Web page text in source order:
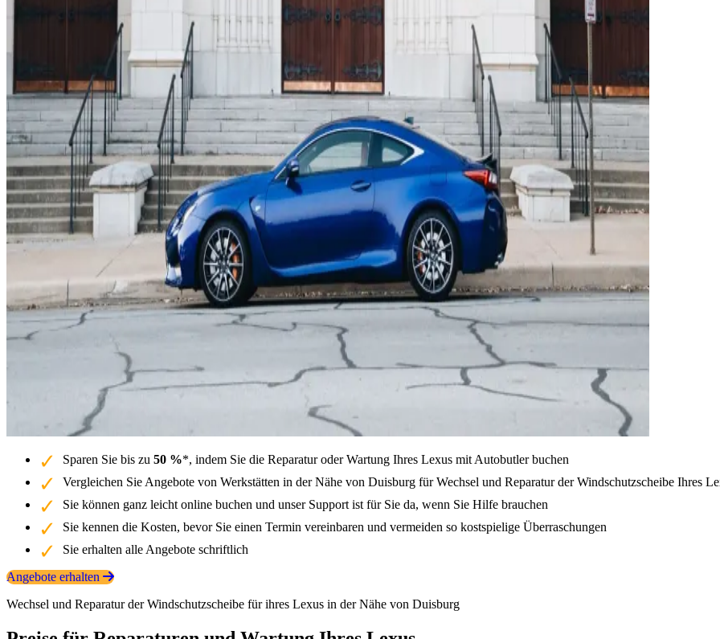
Sparen Sie bis zu 50 %*, indem Sie die Reparatur oder Wartung Ihres Lexus mit Autobutler buchen
Vergleichen Sie Angebote von Werkstätten in der Nähe von Duisburg für Wechsel und Reparatur der Windschutzscheibe Ihres
Sie können ganz leicht online buchen und unser Support ist für Sie da, wenn Sie Hilfe brauchen
Sie kennen die Kosten, bevor Sie einen Termin vereinbaren und vermeiden so kostspielige Überraschungen
Sie erhalten alle Angebote schriftlich
Angebote erhalten
Wechsel und Reparatur der Windschutzscheibe für ihres Lexus in der Nähe von Duisburg